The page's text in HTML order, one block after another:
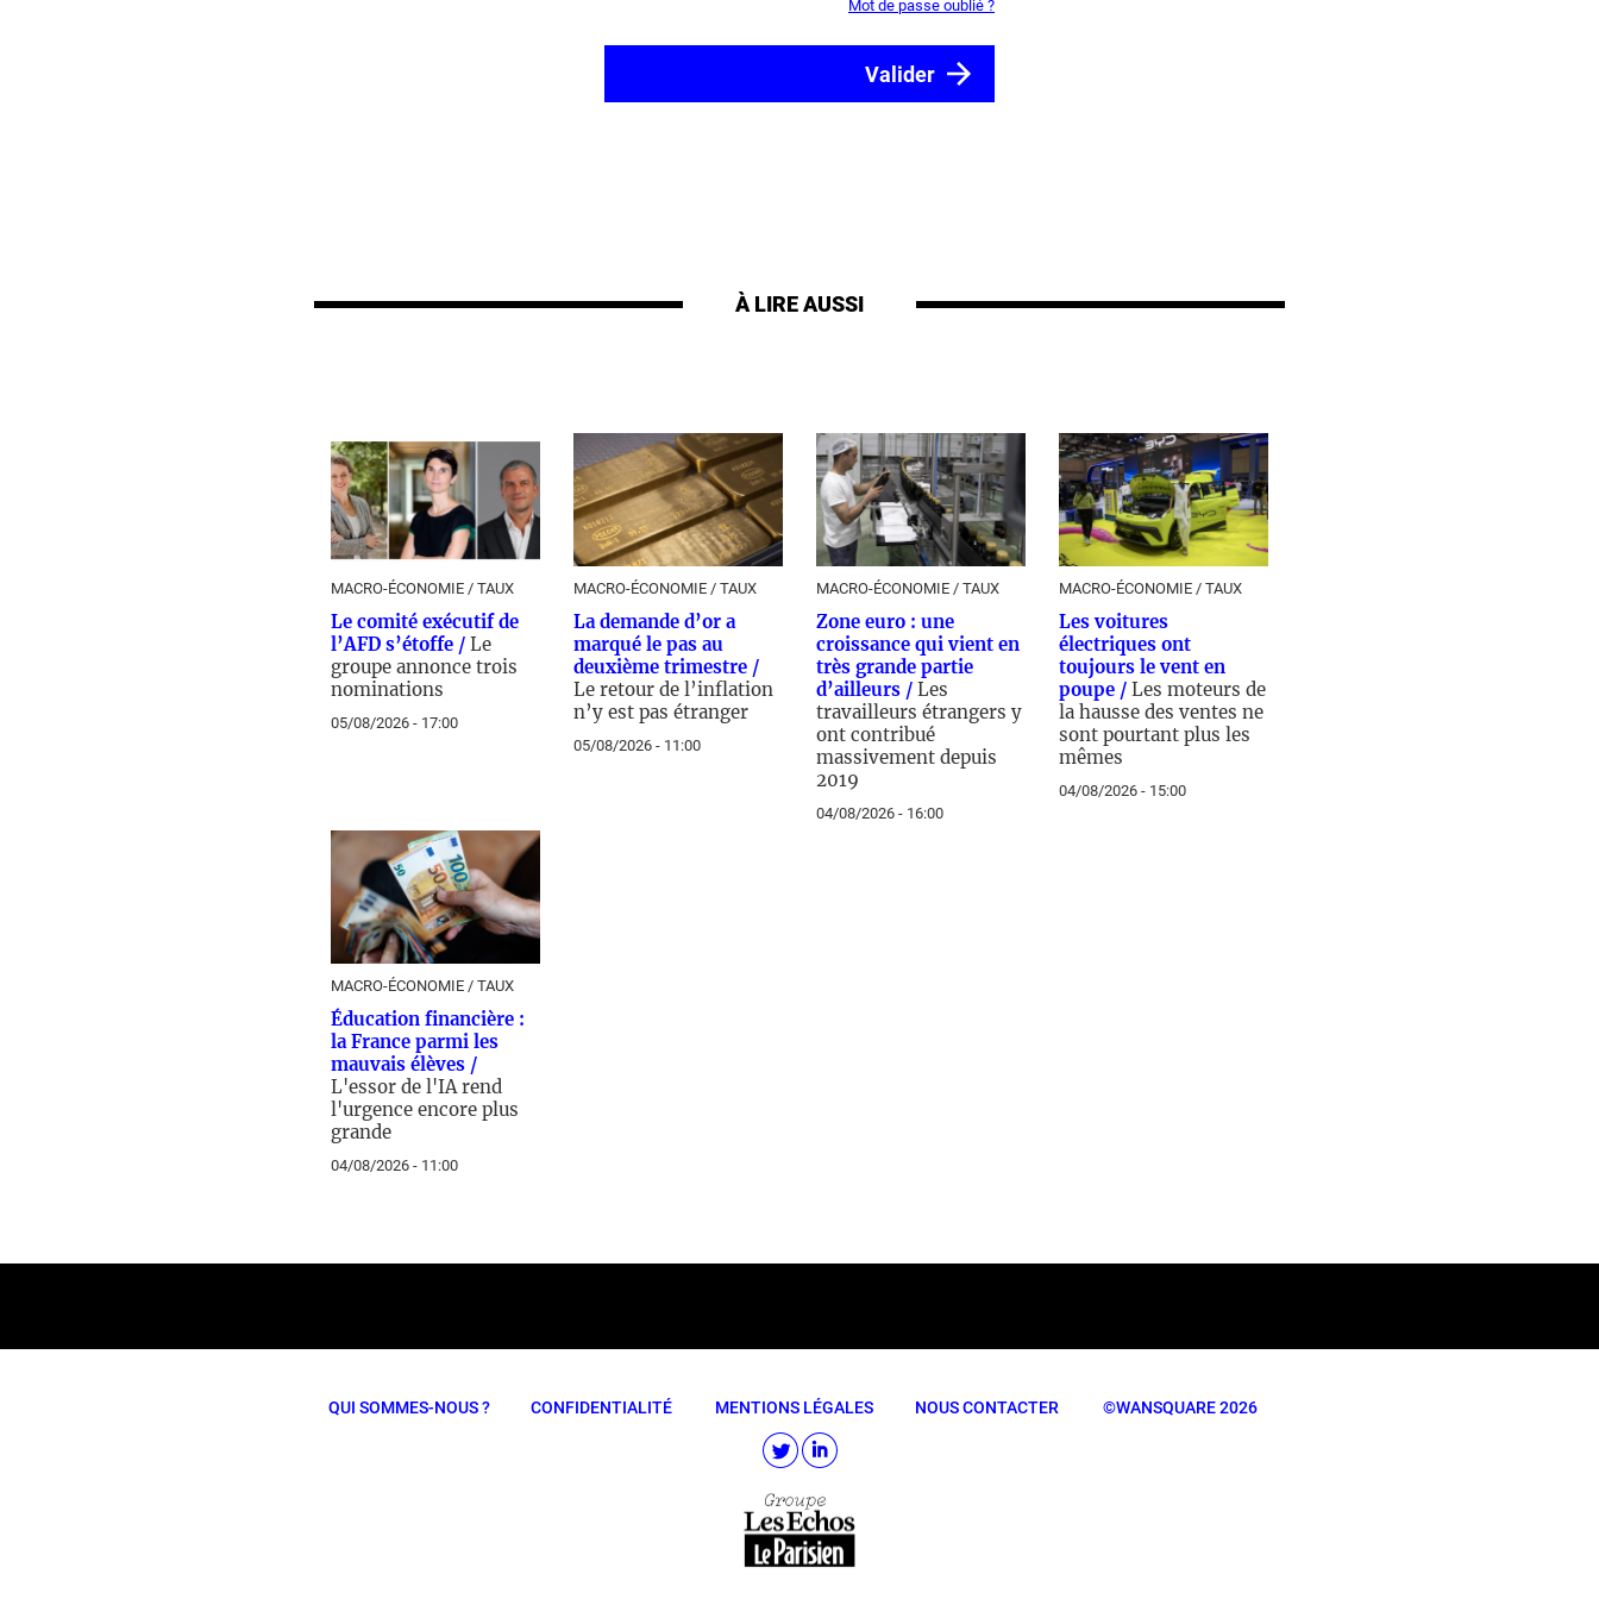
Mot de passe oublié ?
À LIRE AUSSI
MACRO-ÉCONOMIE / TAUX
Le comité exécutif de
l’AFD s’étoffe / Le
groupe annonce trois
nominations
05/08/2026 - 17:00
MACRO-ÉCONOMIE / TAUX
La demande d’or a
marqué le pas au
deuxième trimestre /
Le retour de l’inflation
n’y est pas étranger
05/08/2026 - 11:00
MACRO-ÉCONOMIE / TAUX
Zone euro : une
croissance qui vient en
très grande partie
d’ailleurs / Les
travailleurs étrangers y
ont contribué
massivement depuis
2019
04/08/2026 - 16:00
MACRO-ÉCONOMIE / TAUX
Les voitures
électriques ont
toujours le vent en
poupe / Les moteurs de
la hausse des ventes ne
sont pourtant plus les
mêmes
04/08/2026 - 15:00
MACRO-ÉCONOMIE / TAUX
Éducation financière :
la France parmi les
mauvais élèves /
L'essor de l'IA rend
l'urgence encore plus
grande
04/08/2026 - 11:00
QUI SOMMES-NOUS ? CONFIDENTIALITÉ MENTIONS LÉGALES NOUS CONTACTER ©WANSQUARE 2026